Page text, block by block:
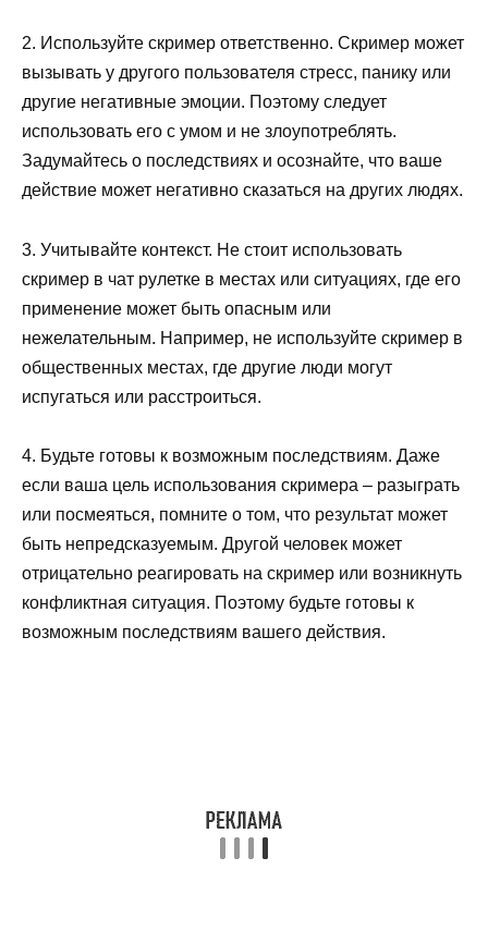
2. Используйте скример ответственно. Скример может
вызывать у другого пользователя стресс, панику или
другие негативные эмоции. Поэтому следует
использовать его с умом и не злоупотреблять.
Задумайтесь о последствиях и осознайте, что ваше
действие может негативно сказаться на других людях.
3. Учитывайте контекст. Не стоит использовать
скример в чат рулетке в местах или ситуациях, где его
применение может быть опасным или
нежелательным. Например, не используйте скример в
общественных местах, где другие люди могут
испугаться или расстроиться.
4. Будьте готовы к возможным последствиям. Даже
если ваша цель использования скримера – разыграть
или посмеяться, помните о том, что результат может
быть непредсказуемым. Другой человек может
отрицательно реагировать на скример или возникнуть
конфликтная ситуация. Поэтому будьте готовы к
возможным последствиям вашего действия.